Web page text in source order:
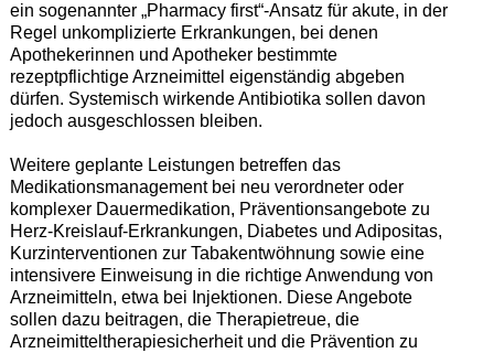
ein sogenannter „Pharmacy first“-Ansatz für akute, in der
Regel unkomplizierte Erkrankungen, bei denen
Apothekerinnen und Apotheker bestimmte
rezeptpflichtige Arzneimittel eigenständig abgeben
dürfen. Systemisch wirkende Antibiotika sollen davon
jedoch ausgeschlossen bleiben.
Weitere geplante Leistungen betreffen das
Medikationsmanagement bei neu verordneter oder
komplexer Dauermedikation, Präventionsangebote zu
Herz-Kreislauf-Erkrankungen, Diabetes und Adipositas,
Kurzinterventionen zur Tabakentwöhnung sowie eine
intensivere Einweisung in die richtige Anwendung von
Arzneimitteln, etwa bei Injektionen. Diese Angebote
sollen dazu beitragen, die Therapietreue, die
Arzneimitteltherapiesicherheit und die Prävention zu